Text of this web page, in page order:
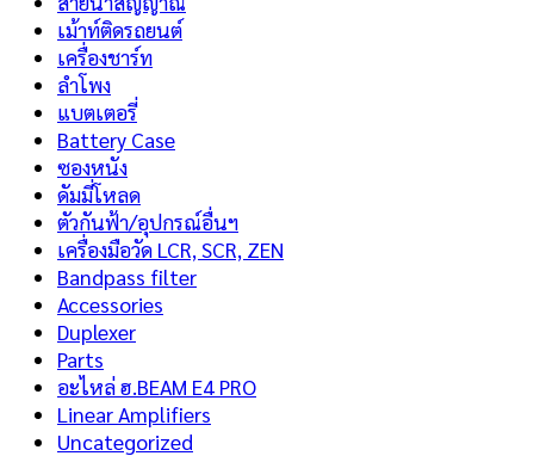
เม้าท์ติดรถยนต์
เครื่องชาร์ท
ลำโพง
แบตเตอรี่
Battery Case
ซองหนัง
ดัมมี่โหลด
ตัวกันฟ้า/อุปกรณ์อื่นฯ
เครื่องมือวัด LCR, SCR, ZEN
Bandpass filter
Accessories
Duplexer
Parts
อะไหล่ ฮ.BEAM E4 PRO
Linear Amplifiers
Uncategorized